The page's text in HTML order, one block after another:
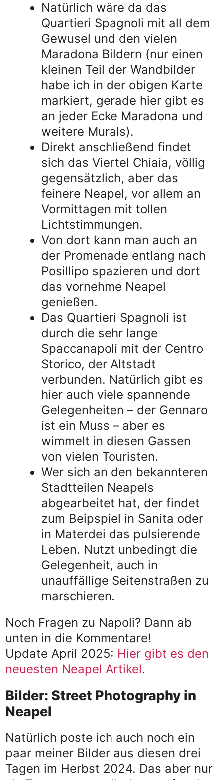
Natürlich wäre da das
Quartieri Spagnoli mit all dem
Gewusel und den vielen
Maradona Bildern (nur einen
kleinen Teil der Wandbilder
habe ich in der obigen Karte
markiert, gerade hier gibt es
an jeder Ecke Maradona und
weitere Murals).
Direkt anschließend findet
sich das Viertel Chiaia, völlig
gegensätzlich, aber das
feinere Neapel, vor allem an
Vormittagen mit tollen
Lichtstimmungen.
Von dort kann man auch an
der Promenade entlang nach
Posillipo spazieren und dort
das vornehme Neapel
genießen.
Das Quartieri Spagnoli ist
durch die sehr lange
Spaccanapoli mit der Centro
Storico, der Altstadt
verbunden. Natürlich gibt es
hier auch viele spannende
Gelegenheiten – der Gennaro
ist ein Muss – aber es
wimmelt in diesen Gassen
von vielen Touristen.
Wer sich an den bekannteren
Stadtteilen Neapels
abgearbeitet hat, der findet
zum Beipspiel in Sanita oder
in Materdei das pulsierende
Leben. Nutzt unbedingt die
Gelegenheit, auch in
unauffällige Seitenstraßen zu
marschieren.
Noch Fragen zu Napoli? Dann ab
unten in die Kommentare!
Update April 2025: Hier gibt es den
neuesten Neapel Artikel.
Bilder: Street Photography in
Neapel
Natürlich poste ich auch noch ein
paar meiner Bilder aus diesen drei
Tagen im Herbst 2024. Das aber nur